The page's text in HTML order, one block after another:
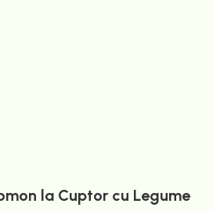
la Cuptor cu Legume